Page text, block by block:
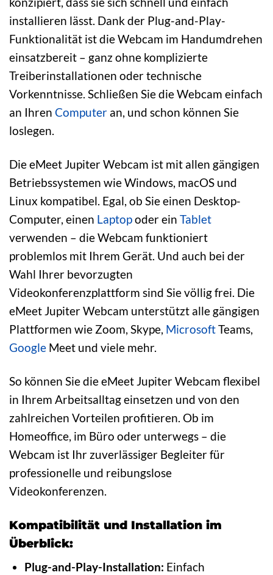
installieren lässt. Dank der Plug-and-Play-
Funktionalität ist die Webcam im Handumdrehen
einsatzbereit – ganz ohne komplizierte
Treiberinstallationen oder technische
Vorkenntnisse. Schließen Sie die Webcam einfach
an Ihren Computer an, und schon können Sie
loslegen.
Die eMeet Jupiter Webcam ist mit allen gängigen
Betriebssystemen wie Windows, macOS und
Linux kompatibel. Egal, ob Sie einen Desktop-
Computer, einen Laptopoder ein Tablet
verwenden – die Webcam funktioniert
problemlos mit Ihrem Gerät. Und auch bei der
Wahl Ihrer bevorzugten
Videokonferenzplattform sind Sie völlig frei. Die
eMeet Jupiter Webcam unterstützt alle gängigen
Plattformen wie Zoom, Skype, MicrosoftTeams,
Google Meet und viele mehr.
So können Sie die eMeet Jupiter Webcam flexibel
in Ihrem Arbeitsalltag einsetzen und von den
zahlreichen Vorteilen profitieren. Ob im
Homeoffice, im Büro oder unterwegs – die
Webcam ist Ihr zuverlässiger Begleiter für
professionelle und reibungslose
Videokonferenzen.
Kompatibilität und Installation im
Überblick:
Plug-and-Play-Installation: Einfach